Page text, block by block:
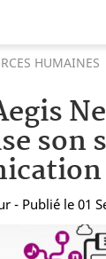
HUMAINES
son
- Publié le 01